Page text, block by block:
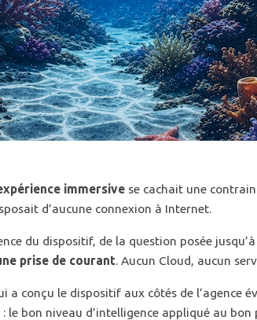
immersive se cachait une
d’aucune connexion à Internet.
du dispositif, de la question posée
prise de courant. Aucun Cloud, aucun
a conçu le dispositif aux côtés de l’agence
le bon niveau d’intelligence appliqué au